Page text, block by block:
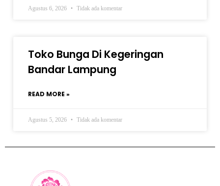
Agustus 6, 2026 Tidak ada komentar
Toko Bunga Di Kegeringan
Bandar Lampung
READ MORE »
Agustus 5, 2026 Tidak ada komentar